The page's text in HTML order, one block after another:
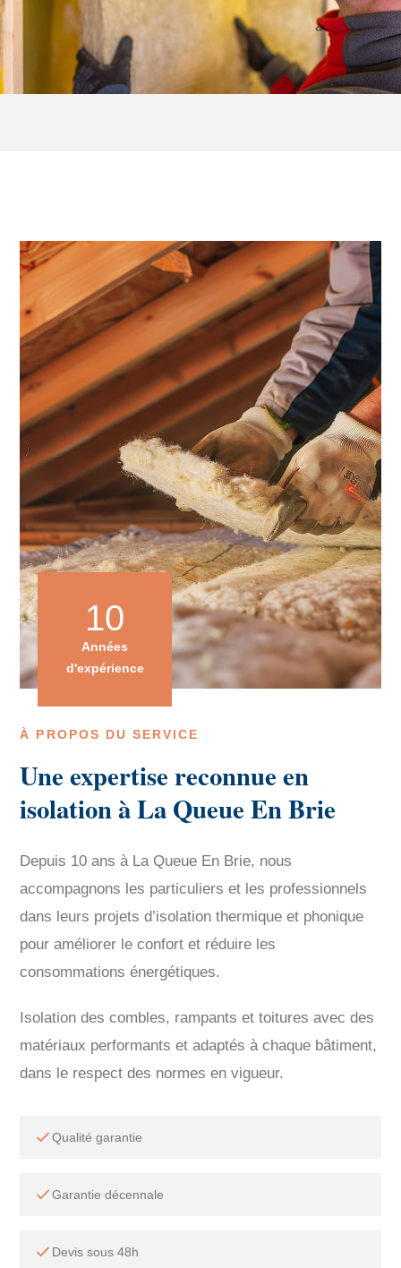
À PROPOS DU SERVICE
Une expertise reconnue en
isolation à La Queue En Brie
Depuis 10 ans à La Queue En Brie, nous
accompagnons les particuliers et les professionnels
dans leurs projets d’isolation thermique et phonique
pour améliorer le confort et réduire les
consommations énergétiques.
Isolation des combles, rampants et toitures avec des
matériaux performants et adaptés à chaque bâtiment,
dans le respect des normes en vigueur.
Qualité garantie
Garantie décennale
Devis sous 48h
10
Années
d'expérience